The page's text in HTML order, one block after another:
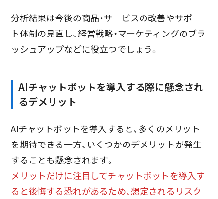
分析結果は今後の商品・サービスの改善やサポー
ト体制の見直し、経営戦略・マーケティングのブラ
ッシュアップなどに役立つでしょう。
AIチャットボットを導入する際に懸念され
るデメリット
AIチャットボットを導入すると、多くのメリット
を期待できる一方、いくつかのデメリットが発生
することも懸念されます。
メリットだけに注目してチャットボットを導入す
ると後悔する恐れがあるため、想定されるリスク